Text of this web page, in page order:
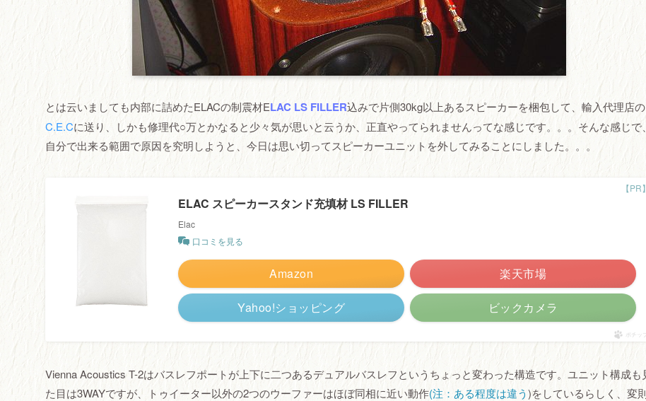
とは云いましても内部に詰めたELACの制震材ELAC LS FILLER込みで片側30kg以上あるスピーカーを梱包して、輸入代理店の
C.E.Cに送り、しかも修理代○万とかなると少々気が思いと云うか、正直やってられませんってな感じです。。。そんな感じで、
自分で出来る範囲で原因を究明しようと、今日は思い切ってスピーカーユニットを外してみることにしました。。。
ELAC スピーカースタンド充填材 LS FILLER
Elac
口コミを見る
Amazon 楽天市場
Yahoo!ショッピング ビックカメラ
ポチッ
Vienna Acoustics T-2はバスレフポートが上下に二つあるデュアルバスレフというちょっと変わった構造です。ユニット構成も
た目は3WAYですが、トゥイーター以外の2つのウーファーはほぼ同相に近い動作(注：ある程度は違う)をしているらしく、変